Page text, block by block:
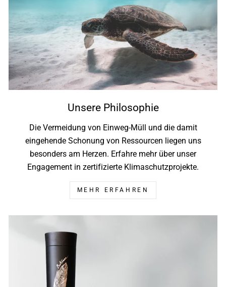
Unsere Philosophie
Die Vermeidung von Einweg-Müll und die damit
eingehende Schonung von Ressourcen liegen uns
besonders am Herzen. Erfahre mehr über unser
Engagement in zertifizierte Klimaschutzprojekte.
MEHR ERFAHREN